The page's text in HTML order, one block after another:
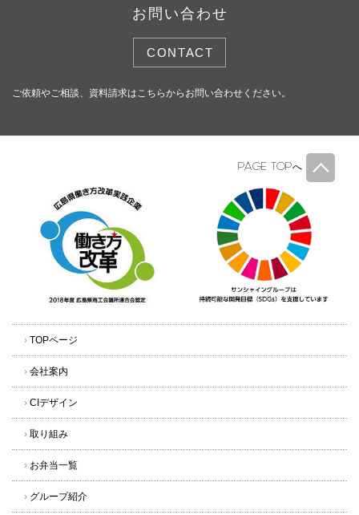
お問い合わせ
CONTACT
ご依頼やご相談、資料請求はこちらからお問い合わせください。
PAGE TOPへ
› TOPページ
› 会社案内
› CIデザイン
› 取り組み
› お弁当一覧
› グループ紹介